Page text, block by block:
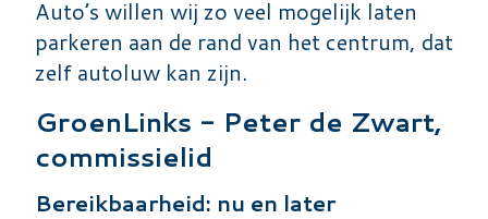
Auto’s willen wij zo veel mogelijk laten
parkeren aan de rand van het centrum, dat
zelf autoluw kan zijn.
GroenLinks - Peter de Zwart,
commissielid
Bereikbaarheid: nu en later